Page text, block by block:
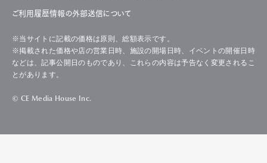
ご利用履歴情報の外部送信について
※当サイトに記載の価格は原則、総額表示です。
※掲載された価格や店の営業日時、施設の開場日時、イベントの開催日時
などは、記事公開日のものであり、これらの内容は予告なく変更されるこ
とがあります。
© CE Media House Inc.